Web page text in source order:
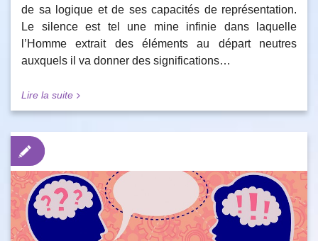
de sa logique et de ses capacités de représentation.
Le silence est tel une mine infinie dans laquelle
l’Homme extrait des éléments au départ neutres
auxquels il va donner des significations…
Lire la suite